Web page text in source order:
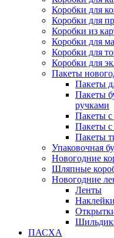
Коробки для
Коробки для
Коробки из
Коробки для
Коробки для
Коробки для
Пакеты
Пакеты
Пакеты
ручками
Пакеты
Пакеты с
Пакеты
Упаковочная
Новогодние
Шляпные
Новогодние
Ленты
Наклейки
ПАСХА